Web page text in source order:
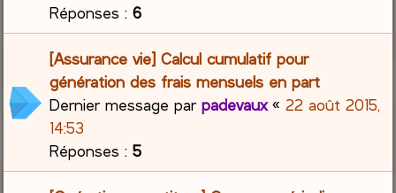
Réponses :6
[Assurance vie] Calcul cumulatif pour
génération des frais mensuels en part
Dernier message parpadevaux«22 août 2015,
14:53
Réponses :5